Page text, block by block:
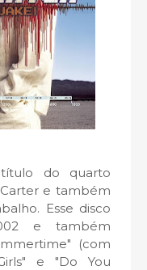
do quarto
e também
Esse disco
e também
(com
e "Do You